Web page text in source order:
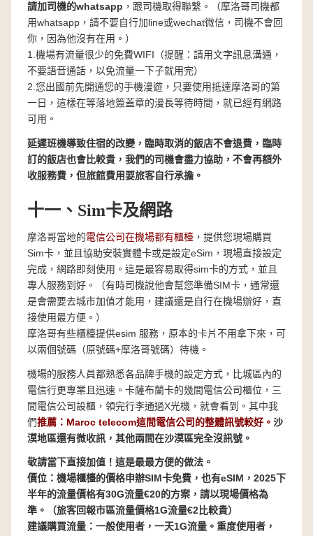
請加司機的whatsapp ，跟司機取得聯繫。（摩洛哥司機都
用whatsapp，請不要自行加line或wechat微信，司機不會回
你，因為他沒有在用。）
1.機場有流量很少的免費WIFI（提醒：請用文字訊息溝通，
不要語音通話，以免流量一下子就用完）
2.您出國前先開通您的手機漫遊，只要使用抵達摩洛哥的第
一日，這樣在等落地簽蓋章的漫長等待時間，就已經有網路
可用。
延遲班機導致住宿的改變，臨時取消的飯店不會退費，臨時
訂的飯店也會比較貴，我們的司機會盡力協助，不會再額外
收服務費，但旅館費用要旅客自行承擔。
十一、Sim卡及網路
摩洛哥當地的電信公司在機場都有櫃檯 ，提供您現場購買
Sim卡，並且協助安裝實體卡或是設定eSim，現場直接設定
完成，網路即刻使用。這是最容易取得sim卡的方式，並且
專人服務到好。（有時司機說他會幫您準備SIM卡，通常還
是會需要去城市加值才能用，建議還是自行在機場辦好，直
接使用最方便。）
摩洛哥有些櫃檯提供esim 服務，原本的卡片不用拿下來，可
以兩個號碼（原號碼+摩洛哥號碼）待機。
機場的服務人員都熟悉各品牌手機的設定方式，比城區內的
電信行更專業且迅速。卡薩布蘭卡的幾間電信公司櫃位，三
間電信公司設櫃，領完行李通過X光機，就會看到。其中我
們推薦：Maroc telecom這間電信公司的整體訊號較好。 沙
漠地區還有微收訊，其他兩間在沙漠區完全沒訊號。
敬請當下直接加值！這是最最方便的做法。
價位：機場櫃檯的價格申辦SIM卡免費，也有eSIM，2025下
半年的流量價格有30G流量€20的方案，請以現場價格為
準。（旅客回報市區流量價格1G流量€2比較貴）
建議購買流量：一般使用者，一天1G流量。重度使用者，